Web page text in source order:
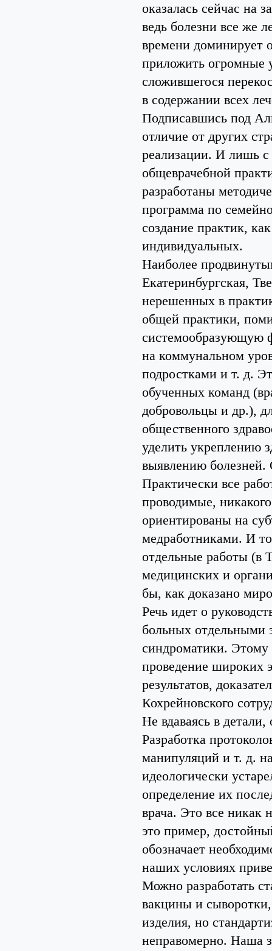
оказалась сейчас на
ведь болезни все же
времени доминирует
приложить огромные
сложившегося
в содержании всех
Подписавшись под
отличие от других
реализации. И лишь с
общеврачебной
разработаны
программа по
создание практик,
индивидуальных.
Наиболее
Екатеринбургская,
нерешенных в
общей практики,
системообразующую
на коммунальном
подростками и т. д.
обученных команд
добровольцы и др.),
общественного
уделить укреплению
выявлению болезней.
Практически все
проводимые,
ориентированы на
медработниками. И
отдельные работы (в
медицинских и
бы, как доказано
Речь идет о
больных отдельными
синдроматики. Этому
проведение широких
результатов,
Кохрейновского
Не вдаваясь в
Разработка
манипуляций и т. д.
идеологически
определение их
врача. Это все никак
это пример,
обозначает
наших условиях
Можно разработать
вакцины и
изделия, но
неправомерно. Наша